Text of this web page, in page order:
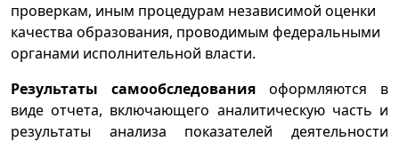
проверкам, иным процедурам независимой оценки
качества образования, проводимым федеральными
органами исполнительной власти.
Результаты самообследования оформляются в
виде отчета, включающего аналитическую часть и
результаты анализа показателей деятельности